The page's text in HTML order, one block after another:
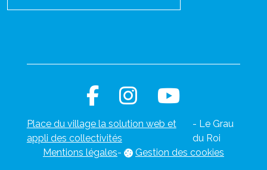
Place du village la solution web et
appli des collectivités
- Le Grau
du Roi
Mentions légales- Gestion des cookies